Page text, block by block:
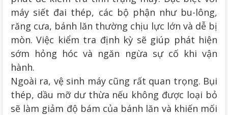
máy siết đai thép, các bộ phận như bu-lông,
răng cưa, bánh lăn thường chịu lực lớn và dễ bị
mòn. Việc kiểm tra định kỳ sẽ giúp phát hiện
sớm hỏng hóc và ngăn ngừa sự cố khi vận
hành.
Ngoài ra, vệ sinh máy cũng rất quan trọng. Bụi
thép, dầu mỡ dư thừa nếu không được loại bỏ
sẽ làm giảm độ bám của bánh lăn và khiến mối